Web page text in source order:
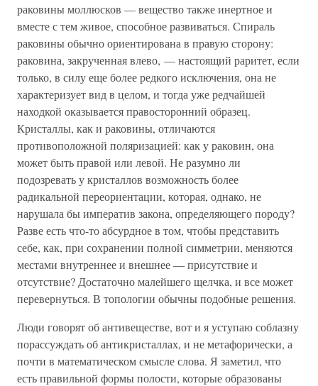
раковины моллюсков — вещество также инертное и
вместе с тем живое, способное развиваться. Спираль
раковины обычно ориентирована в правую сторону:
раковина, закрученная влево, — настоящий раритет, если
только, в силу еще более редкого исключения, она не
характеризует вид в целом, и тогда уже редчайшей
находкой оказывается правосторонний образец.
Кристаллы, как и раковины, отличаются
противоположной поляризацией: как у раковин, она
может быть правой или левой. Не разумно ли
подозревать у кристаллов возможность более
радикальной переориентации, которая, однако, не
нарушала бы императив закона, определяющего породу?
Разве есть что-то абсурдное в том, чтобы представить
себе, как, при сохранении полной симметрии, меняются
местами внутреннее и внешнее — присутствие и
отсутствие? Достаточно малейшего щелчка, и все может
перевернуться. В топологии обычны подобные решения.
Люди говорят об антивеществе, вот и я уступаю соблазну
порассуждать об антикристаллах, и не метафорически, а
почти в математическом смысле слова. Я заметил, что
есть правильной формы полости, которые образованы